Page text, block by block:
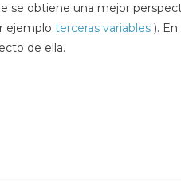
se obtiene una mejor
ejemplo terceras variables ).
de ella.